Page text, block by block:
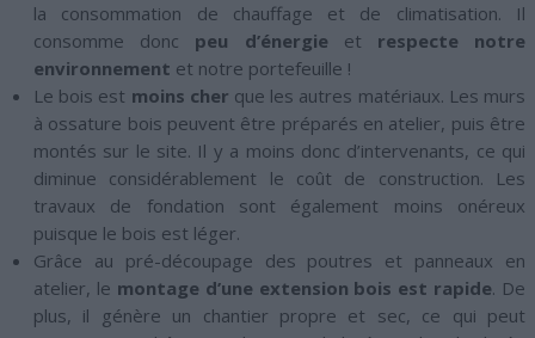
la consommation de chauffage et de climatisation. Il
consomme donc peu d’énergie et respecte notre
environnement et notre portefeuille !
Le bois est moins cher que les autres matériaux. Les murs
à ossature bois peuvent être préparés en atelier, puis être
montés sur le site. Il y a moins donc d’intervenants, ce qui
diminue considérablement le coût de construction. Les
travaux de fondation sont également moins onéreux
puisque le bois est léger.
Grâce au pré-découpage des poutres et panneaux en
atelier, le montage d’une extension bois est rapide. De
plus, il génère un chantier propre et sec, ce qui peut